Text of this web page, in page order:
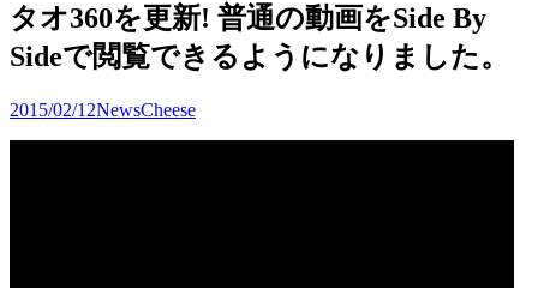
タオ360を更新! 普通の動画をSide By
Sideで閲覧できるようになりました。
2015/02/12NewsCheese